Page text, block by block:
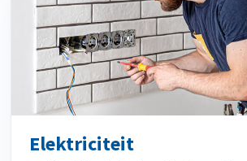
Elektriciteit